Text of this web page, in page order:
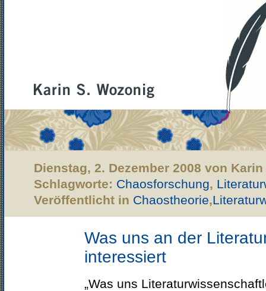
Dienstag, 2. Dezember 2008 von
Schlagworte: Chaosforschung,
Veröffentlicht in Chaostheorie,
Was uns an der
interessiert
„Was uns